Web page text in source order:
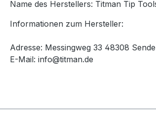
Name des Herstellers: Titman Tip
Informationen zum Hersteller:
Adresse: Messingweg 33 48308
E-Mail: info@titman.de